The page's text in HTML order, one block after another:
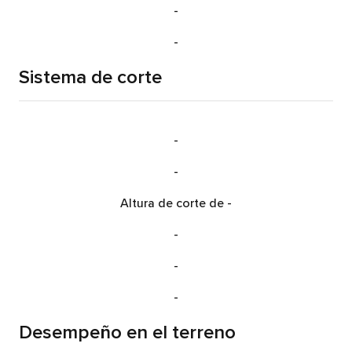
-
-
Sistema de corte
-
-
Altura de corte de -
-
-
-
Desempeño en el terreno